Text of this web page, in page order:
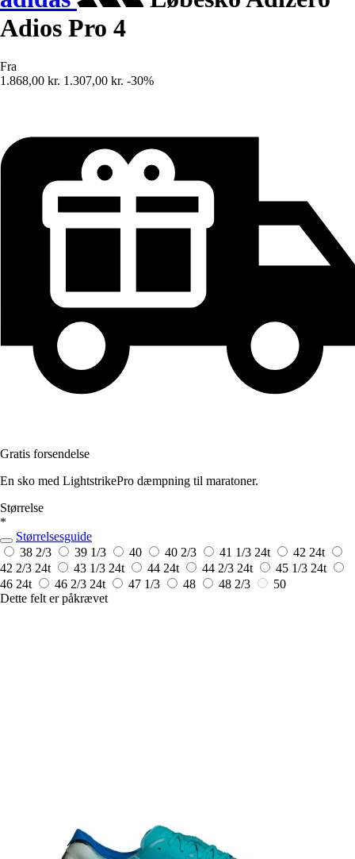
Adios Pro 4
Fra
1.868,00 kr. 1.307,00 kr. -30%
Gratis forsendelse
En sko med LightstrikePro dæmpning til maratoner.
Størrelse
*
Størrelsesguide
38 2/3
39 1/3 40 40 2/3 41 1/3 24t 42 24t
42 2/3 24t 43 1/3 24t 44 24t 44 2/3 24t 45 1/3 24t
46 24t 46 2/3 24t 47 1/3 48 48 2/3
50
Dette felt er påkrævet